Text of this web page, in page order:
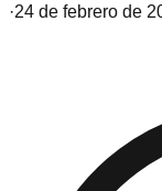
·24 de febrero de